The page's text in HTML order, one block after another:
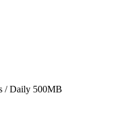
/ Daily 500MB